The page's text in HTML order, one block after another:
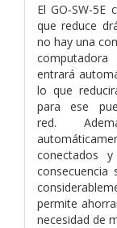
El GO-SW-5E
que reduce
no hay una
entrará
lo que
para ese
red.
conectados
consecuencia
permite
necesidad de